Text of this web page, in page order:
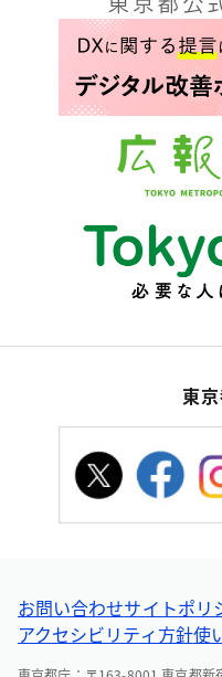
東
お問い合わせサイトポリ
アクセシビリティ方針使